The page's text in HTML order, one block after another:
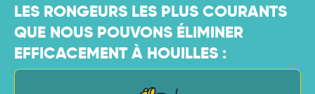
LES RONGEURS LES PLUS COURANTS
QUE NOUS POUVONS ÉLIMINER
EFFICACEMENT À HOUILLES :